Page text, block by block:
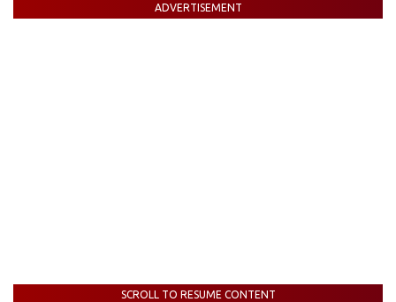
ADVERTISEMENT
SCROLL TO RESUME CONTENT